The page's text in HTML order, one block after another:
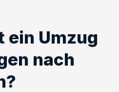
ein Umzug
nach